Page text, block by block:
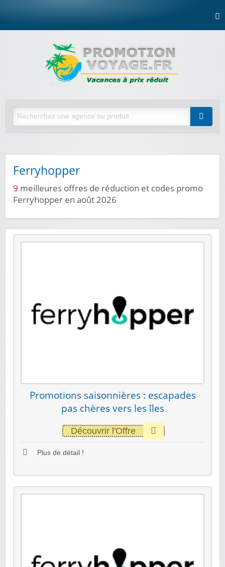
Ferryhopper
9 meilleures offres de réduction et codes promo
Ferryhopper en août 2026
Promotions saisonnières : escapades
pas chères vers les îles
Découvrir l'Offre
Plus de détail !